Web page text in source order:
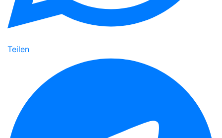
Teilen